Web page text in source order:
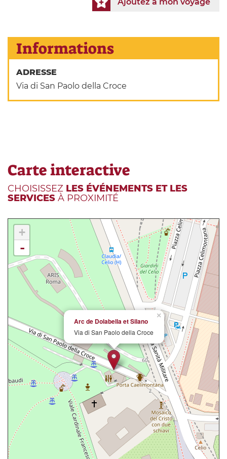
Informations
ADRESSE
Via di San Paolo della Croce
Carte interactive
CHOISISSEZ LES ÉVÉNEMENTS ET LES
SERVICES À PROXIMITÉ
×
Arc de Dolabella et Silano
Via di San Paolo della Croce
+
-